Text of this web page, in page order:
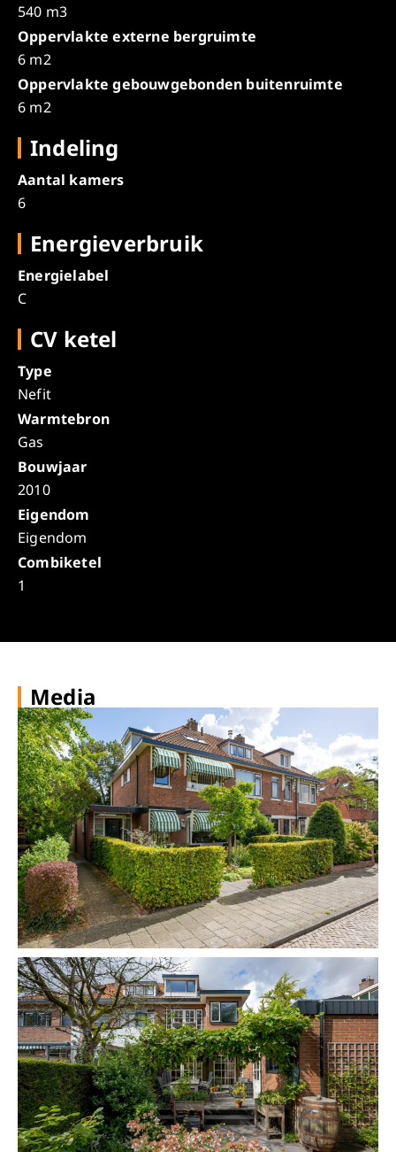
540 m3
Oppervlakte externe bergruimte
6 m2
Oppervlakte gebouwgebonden buitenruimte
6 m2
Indeling
Aantal kamers
6
Energieverbruik
Energielabel
C
CV ketel
Type
Nefit
Warmtebron
Gas
Bouwjaar
2010
Eigendom
Eigendom
Combiketel
1
Media